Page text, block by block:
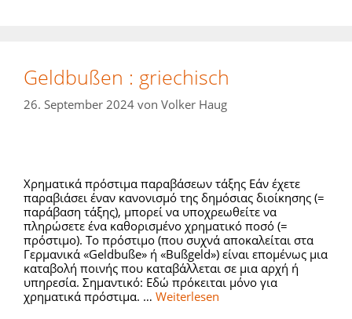
Geldbußen : griechisch
26. September 2024 von Volker Haug
Χρηματικά πρόστιμα παραβάσεων τάξης Εάν έχετε
παραβιάσει έναν κανονισμό της δημόσιας διοίκησης (=
παράβαση τάξης), μπορεί να υποχρεωθείτε να
πληρώσετε ένα καθορισμένο χρηματικό ποσό (=
πρόστιμο). Το πρόστιμο (που συχνά αποκαλείται στα
Γερμανικά «Geldbuße» ή «Βußgeld») είναι επομένως μια
καταβολή ποινής που καταβάλλεται σε μια αρχή ή
υπηρεσία. Σημαντικό: Εδώ πρόκειται μόνο για
χρηματικά πρόστιμα. … Weiterlesen